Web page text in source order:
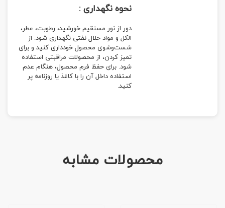
نحوه نگهداری :
دور از نور مستقیم خورشید، رطوبت، عطر،
الکل و مواد حلال نفتی نگهداری شود. از
شست‌وشوی محصول خودداری کنید و برای
تمیز کردن، از محصولات مراقبتی استفاده
شود. برای حفظ فرم محصول، هنگام عدم
استفاده داخل آن را با کاغذ یا روزنامه پر
کنید.
محصولات مشابه